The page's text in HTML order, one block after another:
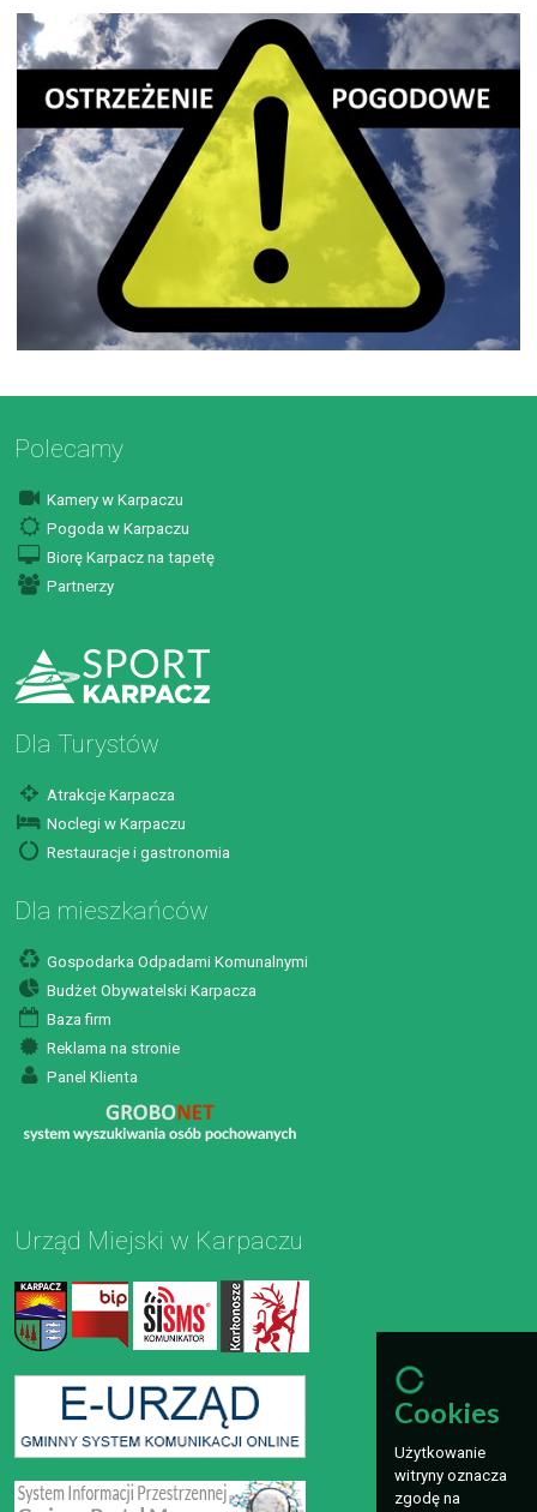
Polecamy
Kamery w Karpaczu
Pogoda w Karpaczu
Biorę Karpacz na tapetę
Partnerzy
Dla Turystów
Atrakcje Karpacza
Noclegi w Karpaczu
Restauracje i gastronomia
Dla mieszkańców
Gospodarka Odpadami Komunalnymi
Budżet Obywatelski Karpacza
Baza firm
Reklama na stronie
Panel Klienta
Urząd Miejski w Karpaczu
Cookies
Użytkowanie
witryny oznacza
zgodę na